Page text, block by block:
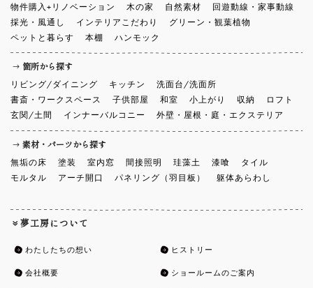
物件購入+リノベーション 木の家 自然素材
回遊動線・家事動線
採光・風通し
インテリアこだわり
グリーン・観葉植物
ペットと暮らす
本棚 ハンモック
箇所から探す
リビング/ダイニング キッチン
洗面台/洗面所
書斎・ワークスペース
子供部屋 和室 小上がり 収納
ロフト
玄関/土間
インナーバルコニー 外壁・屋根・庭・エクステリア
素材・パーツから探す
無垢の床 塗装 室内窓 間接照明 珪藻土 漆喰
タイル
モルタル
アーチ開口 パネリング（羽目板） 躯体あらわし
夢工房について
わたしたちの想い ヒストリー
会社概要 ショールームのご案内